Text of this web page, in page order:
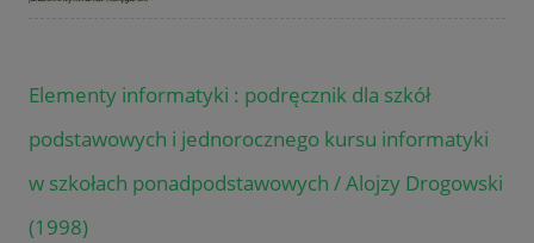
Elementy informatyki : podręcznik dla szkół
podstawowych i jednorocznego kursu informatyki
w szkołach ponadpodstawowych / Alojzy Drogowski
(1998)